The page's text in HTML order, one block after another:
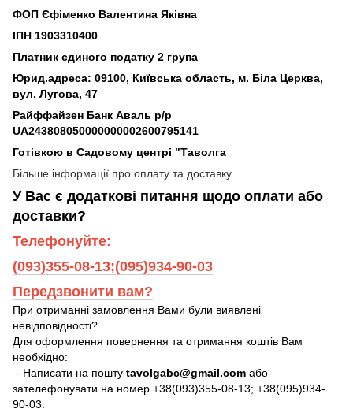
ФОП Єфіменко Валентина Яківна
ІПН 1903310400
Платник єдиного податку 2 група
Юрид.адреса: 09100, Київська область, м. Біла Церква,
вул. Лугова, 47
Райффайзен Банк Аваль р/р
UA243808050000000002600795141
Готівкою в Садовому центрі "Таволга
Більше інформації про оплату та доставку
У Вас є додаткові питання щодо оплати або
доставки?
Телефонуйте:
(093)355-08-13;(095)934-90-03
Передзвонити вам?
При отриманні замовлення Вами були виявлені
невідповідності?
Для оформлення повернення та отримання коштів Вам
необхідно:
- Написати на пошту tavolgabc@gmail.com або
зателефонувати на номер +38(093)355-08-13; +38(095)934-
90-03.